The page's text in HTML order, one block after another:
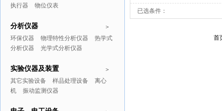
执行器
物位仪表
>
分析仪器
环保仪器 物理特性分析仪器
热学式
分析仪器
光学式分析仪器
>
实验仪器及装置
其它实验设备 样品处理设备
离心
机
振动监测仪器
已选条件：
首